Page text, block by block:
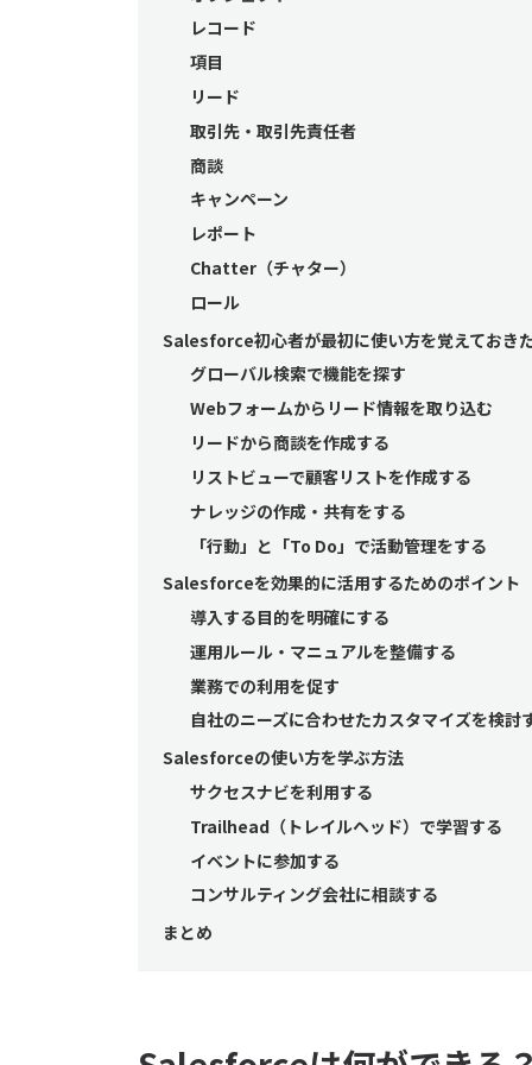
レコード
項目
リード
取引先・取引先責任者
商談
キャンペーン
レポート
Chatter（チャター）
ロール
Salesforce初心者が最初に使い方を覚えておき
グローバル検索で機能を探す
Webフォームからリード情報を取り込む
リードから商談を作成する
リストビューで顧客リストを作成する
ナレッジの作成・共有をする
「行動」と「To Do」で活動管理をする
Salesforceを効果的に活用するためのポイント
導入する目的を明確にする
運用ルール・マニュアルを整備する
業務での利用を促す
自社のニーズに合わせたカスタマイズを検討
Salesforceの使い方を学ぶ方法
サクセスナビを利用する
Trailhead（トレイルヘッド）で学習する
イベントに参加する
コンサルティング会社に相談する
まとめ